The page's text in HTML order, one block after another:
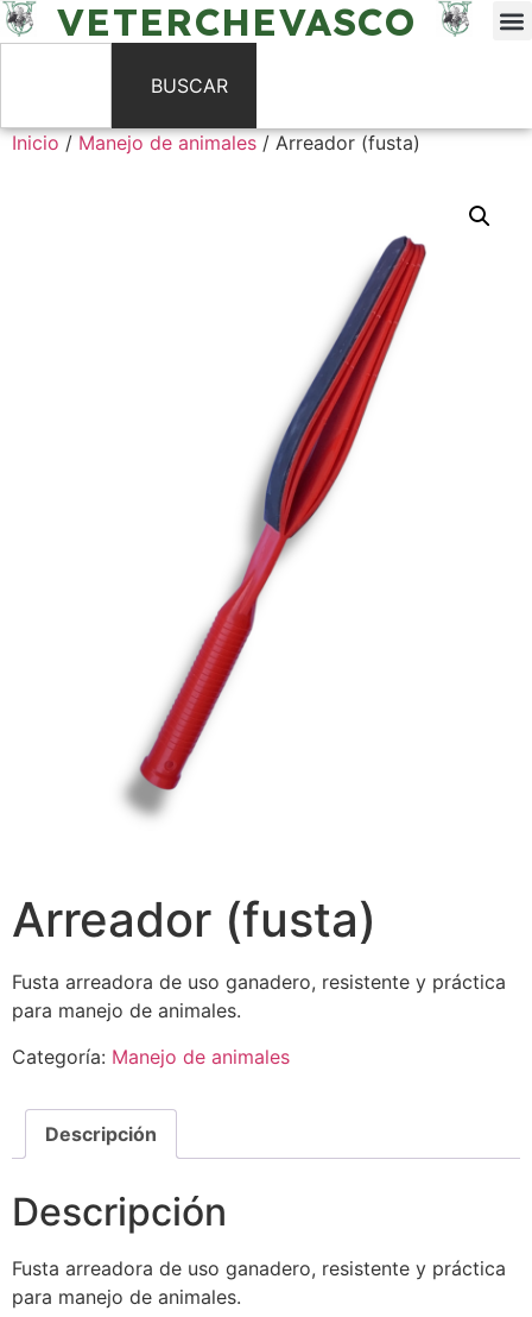
VETERCHEVASCO
BUSCAR
Inicio/Manejo de animales/ Arreador (fusta)
Arreador (fusta)
Fusta arreadora de uso ganadero, resistente y práctica
para manejo de animales.
Categoría: Manejo de animales
Descripción
Descripción
Fusta arreadora de uso ganadero, resistente y práctica
para manejo de animales.